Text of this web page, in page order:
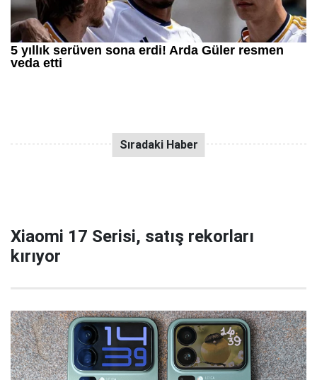
Xiaomi 17 Serisi, satış rekorları
kırıyor